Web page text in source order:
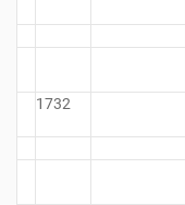
1732